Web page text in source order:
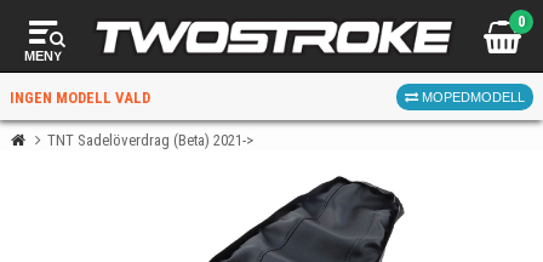
MENY
0
INGEN MODELL VALD MOPEDMODELL
FÖR RÄTT DELAR
TNT Sadelöverdrag (Beta) 2021->